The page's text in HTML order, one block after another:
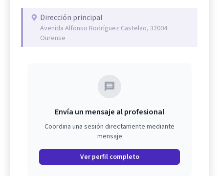
Dirección principal
Avenida Alfonso Rodríguez Castelao, 32004
Ourense
Envía un mensaje al profesional
Coordina una sesión directamente mediante
mensaje
Ver perfil completo